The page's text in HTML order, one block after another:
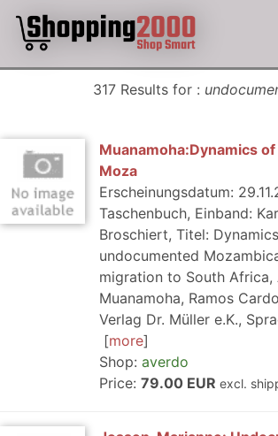
317 Results for :
Muanamoha:Dynamics
Moza
Erscheinungsdatum:
Taschenbuch, Einband:
Broschiert, Titel:
undocumented
migration to South Africa,
Muanamoha, Ramos
Verlag Dr. Müller e.K.,
more
Shop: averdo
Price: 79.00 EUR excl.